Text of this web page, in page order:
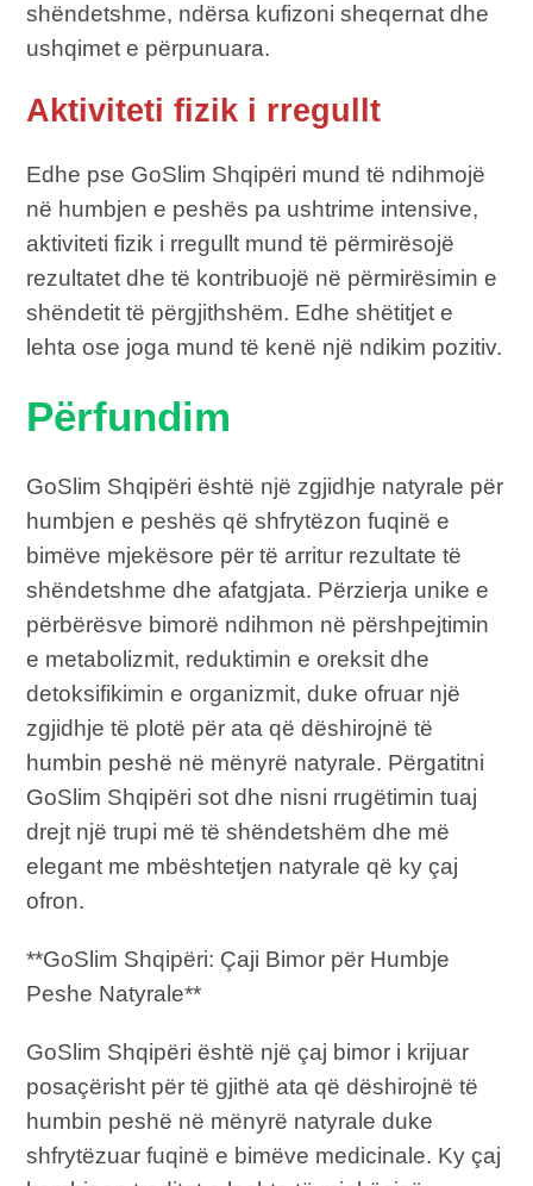
shëndetshme, ndërsa kufizoni sheqernat dhe
ushqimet e përpunuara.
Aktiviteti fizik i rregullt
Edhe pse GoSlim Shqipëri mund të ndihmojë
në humbjen e peshës pa ushtrime intensive,
aktiviteti fizik i rregullt mund të përmirësojë
rezultatet dhe të kontribuojë në përmirësimin e
shëndetit të përgjithshëm. Edhe shëtitjet e
lehta ose joga mund të kenë një ndikim pozitiv.
Përfundim
GoSlim Shqipëri është një zgjidhje natyrale për
humbjen e peshës që shfrytëzon fuqinë e
bimëve mjekësore për të arritur rezultate të
shëndetshme dhe afatgjata. Përzierja unike e
përbërësve bimorë ndihmon në përshpejtimin
e metabolizmit, reduktimin e oreksit dhe
detoksifikimin e organizmit, duke ofruar një
zgjidhje të plotë për ata që dëshirojnë të
humbin peshë në mënyrë natyrale. Përgatitni
GoSlim Shqipëri sot dhe nisni rrugëtimin tuaj
drejt një trupi më të shëndetshëm dhe më
elegant me mbështetjen natyrale që ky çaj
ofron.
**GoSlim Shqipëri: Çaji Bimor për Humbje
Peshe Natyrale**
GoSlim Shqipëri është një çaj bimor i krijuar
posaçërisht për të gjithë ata që dëshirojnë të
humbin peshë në mënyrë natyrale duke
shfrytëzuar fuqinë e bimëve medicinale. Ky çaj